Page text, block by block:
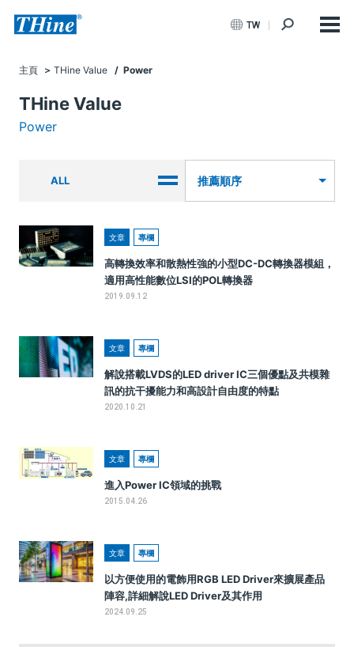
TW
主頁 THine Value / Power
THine Value
Power
ALL 推薦順序
文章 專欄
高轉換效率和散熱性強的小型DC-DC轉換器模組，
適用高性能數位LSI的POL轉換器
2019.09.12
文章 專欄
解說搭載LVDS的LED driver IC三個優點及共模雜
訊的抗干擾能力和高設計自由度的特點
2020.10.21
文章 專欄
進入Power IC領域的挑戰
2015.04.26
文章 專欄
以方便使用的電飾用RGB LED Driver來擴展產品
陣容,詳細解說LED Driver及其作用
2024.09.25